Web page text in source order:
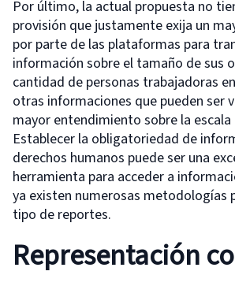
Por último, la actual propuesta no
provisión que justamente exija un
por parte de las plataformas para
información sobre el tamaño de sus
cantidad de personas trabajadoras
otras informaciones que pueden ser
mayor entendimiento sobre la escala
Establecer la obligatoriedad de
derechos humanos puede ser una
herramienta para acceder a
ya existen numerosas metodologías
tipo de reportes.
Representación